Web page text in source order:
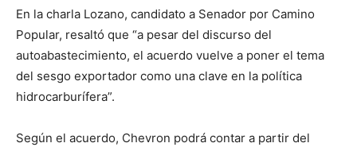
En la charla Lozano, candidato a Senador por Camino
Popular, resaltó que “a pesar del discurso del
autoabastecimiento, el acuerdo vuelve a poner el tema
del sesgo exportador como una clave en la política
hidrocarburífera”.
Según el acuerdo, Chevron podrá contar a partir del